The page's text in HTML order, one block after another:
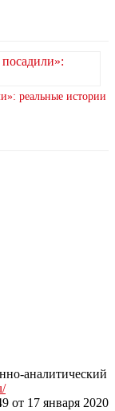
реальные истории
на сайте
аналитический
17 января 2020